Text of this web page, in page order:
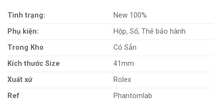
Tình trạng:
New 100%
Phụ kiện:
Hộp, Sổ, Thẻ bảo hành
Trong Kho
Có Sẵn
Kích thước Size
41mm
Xuất xứ
Rolex
Ref
Phantomlab